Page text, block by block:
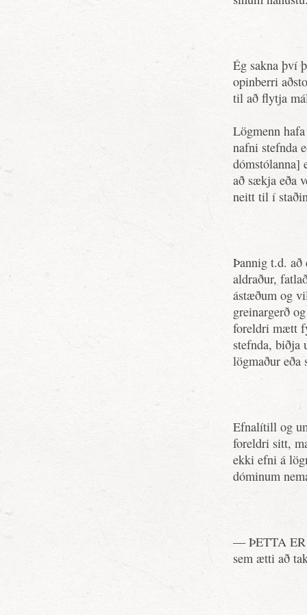
Ég sakna því
opinberri
til að flytja
Lögmenn
nafni stefnda
dómstólanna]
að sækja eða
neitt til í
Þannig t.d. að
aldraður,
ástæðum og
greinargerð
foreldri mætt
stefnda, biðja
lögmaður eða
Efnalítill og
foreldri sitt,
ekki efni á
dóminum
— ÞETTA
sem ætti að